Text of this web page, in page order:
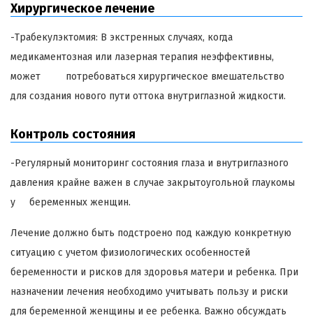
Хирургическое лечение
-Трабекулэктомия: В экстренных случаях, когда
медикаментозная или лазерная терапия неэффективны,
может потребоваться хирургическое вмешательство
для создания нового пути оттока внутриглазной жидкости.
Контроль состояния
-Регулярный мониторинг состояния глаза и внутриглазного
давления крайне важен в случае закрытоугольной глаукомы
у беременных женщин.
Лечение должно быть подстроено под каждую конкретную
ситуацию с учетом физиологических особенностей
беременности и рисков для здоровья матери и ребенка. При
назначении лечения необходимо учитывать пользу и риски
для беременной женщины и ее ребенка. Важно обсуждать